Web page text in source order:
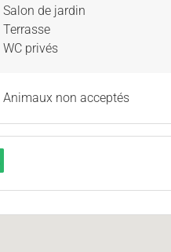
Salon de jardin
Terrasse
WC privés
Animaux non acceptés